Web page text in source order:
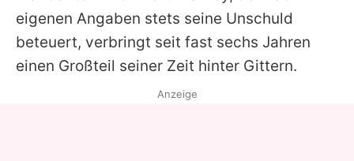
eigenen Angaben stets seine Unschuld
beteuert, verbringt seit fast sechs Jahren
einen Großteil seiner Zeit hinter Gittern.
Anzeige